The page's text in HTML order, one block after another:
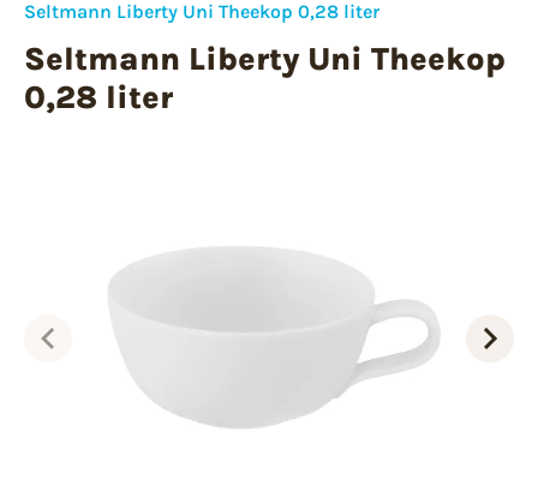
Seltmann Liberty Uni Theekop 0,28 liter
Seltmann Liberty Uni Theekop
0,28 liter